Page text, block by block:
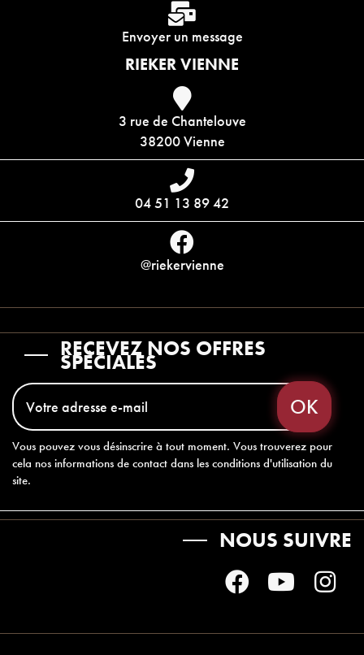
Envoyer un message
RIEKER VIENNE
3 rue de Chantelouve
38200 Vienne
04 51 13 89 42
@riekervienne
RECEVEZ NOS OFFRES
SPÉCIALES
Vous pouvez vous désinscrire à tout moment. Vous trouverez pour
cela nos informations de contact dans les conditions d'utilisation du
site.
NOUS SUIVRE